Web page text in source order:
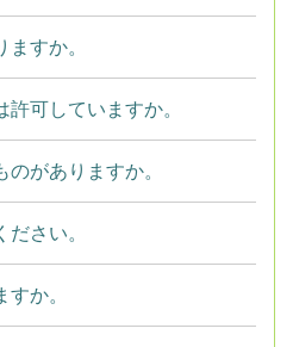
すか。
可していますか。
がありますか。
さい。
か。